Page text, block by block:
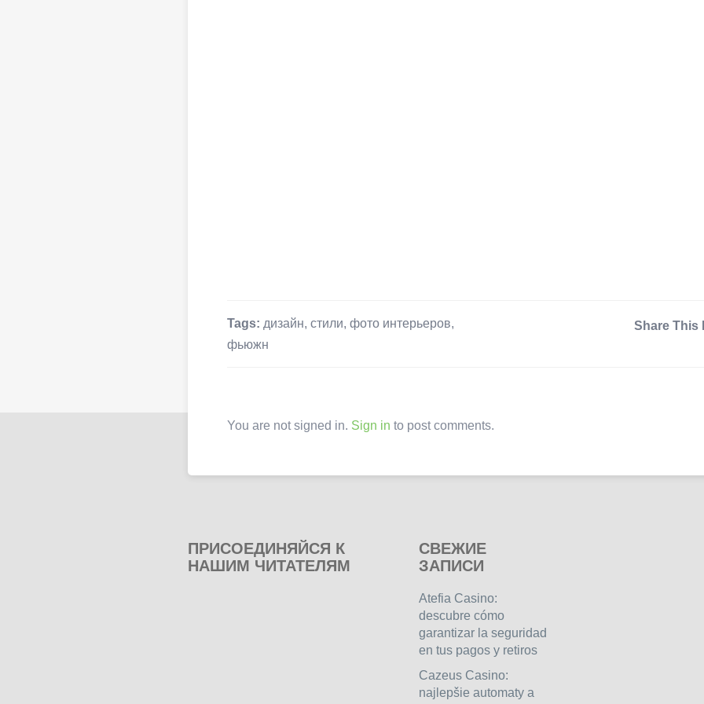
Tags: дизайн, стили, фото интерьеров,
фьюжн
Share This
You are not signed in. Sign in to post comments.
ПРИСОЕДИНЯЙСЯ К
НАШИМ ЧИТАТЕЛЯМ
СВЕЖИЕ
ЗАПИСИ
Atefia Casino:
descubre cómo
garantizar la seguridad
en tus pagos y retiros
Cazeus Casino:
najlepšie automaty a